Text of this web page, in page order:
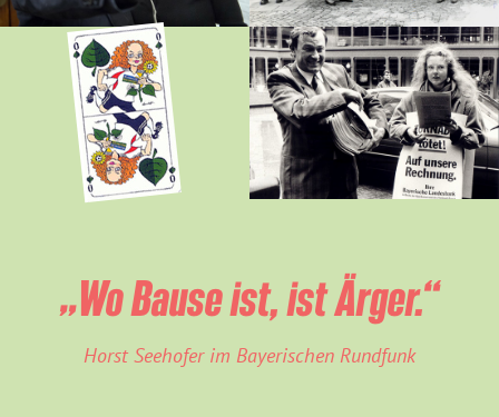
„Wo Bause ist, ist Ärger.“
Horst Seehofer im Bayerischen Rundfunk